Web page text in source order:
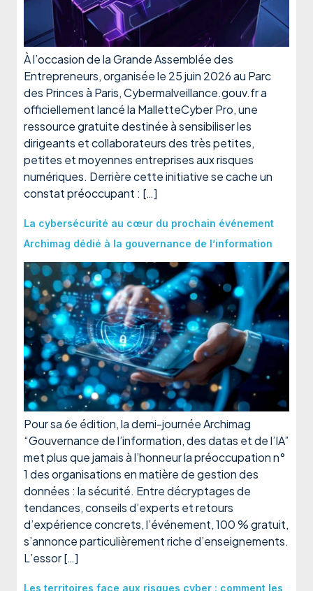
À l’occasion de la Grande Assemblée des
Entrepreneurs, organisée le 25 juin 2026 au Parc
des Princes à Paris, Cybermalveillance.gouv.fr a
officiellement lancé la MalletteCyber Pro, une
ressource gratuite destinée à sensibiliser les
dirigeants et collaborateurs des très petites,
petites et moyennes entreprises aux risques
numériques. Derrière cette initiative se cache un
constat préoccupant : […]
La cybersécurité au cœur du prochain événement
Archimag dédié à la gouvernance de l’information
Pour sa 6e édition, la demi-journée Archimag
“Gouvernance de l’information, des datas et de l’IA”
met plus que jamais à l’honneur la préoccupation n°
1 des organisations en matière de gestion des
données : la sécurité. Entre décryptages de
tendances, conseils d’experts et retours
d’expérience concrets, l’événement, 100 % gratuit,
s’annonce particulièrement riche d’enseignements.
L’essor […]
Les territoires face aux risques cyber : comment les